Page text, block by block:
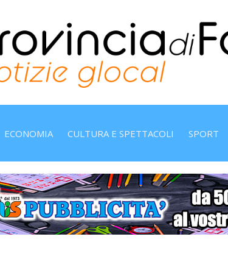
ECONOMIA CULTURA E SPETTACOLI SPORT